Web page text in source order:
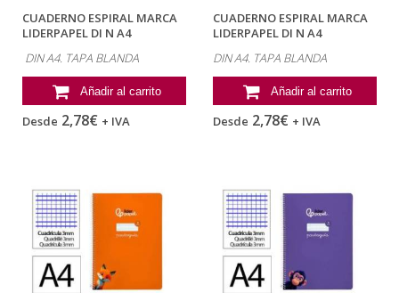
CUADERNO ESPIRAL MARCA
LIDERPAPEL DI N A4
DIN A4. TAPA BLANDA
Añadir al carrito
Desde 2,78€ + IVA
CUADERNO ESPIRAL MARCA
LIDERPAPEL DI N A4
DIN A4. TAPA BLANDA
Añadir al carrito
Desde 2,78€ + IVA